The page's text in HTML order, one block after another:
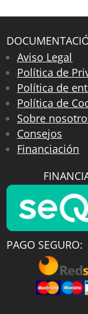
Aviso Legal
Política de
Política de
Política de
Sobre
Consejos
Financiación
PAGO SEGURO: